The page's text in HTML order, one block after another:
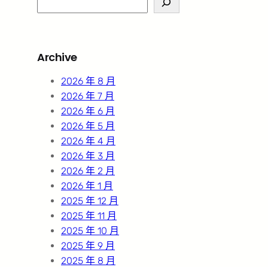
e
c
Archive
2026 年 8 月
2026 年 7 月
2026 年 6 月
2026 年 5 月
2026 年 4 月
2026 年 3 月
2026 年 2 月
2026 年 1 月
2025 年 12 月
2025 年 11 月
2025 年 10 月
2025 年 9 月
2025 年 8 月